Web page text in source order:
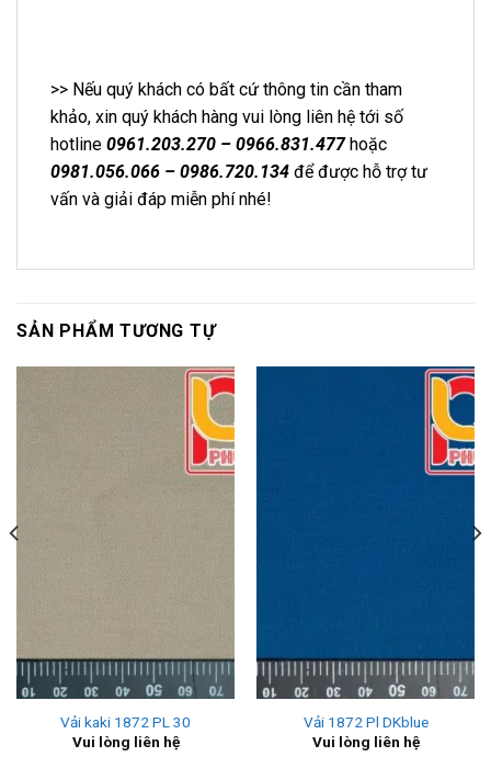
>> Nếu quý khách có bất cứ thông tin cần tham
khảo, xin quý khách hàng vui lòng liên hệ tới số
hotline 0961.203.270 – 0966.831.477hoặc
0981.056.066 – 0986.720.134 để được hỗ trợ tư
vấn và giải đáp miễn phí nhé!
SẢN PHẨM TƯƠNG TỰ
Vải kaki 1872 PL 30
Vui lòng liên hệ
Vải 1872 Pl DKblue
Vui lòng liên hệ